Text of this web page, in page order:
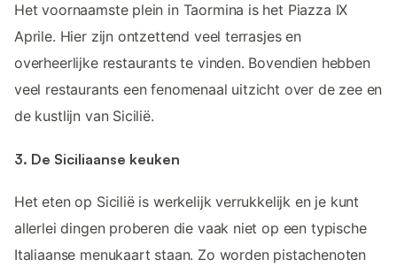
Het voornaamste plein in Taormina is het Piazza IX
Aprile. Hier zijn ontzettend veel terrasjes en
overheerlijke restaurants te vinden. Bovendien hebben
veel restaurants een fenomenaal uitzicht over de zee en
de kustlijn van Sicilië.
3. De Siciliaanse keuken
Het eten op Sicilië is werkelijk verrukkelijk en je kunt
allerlei dingen proberen die vaak niet op een typische
Italiaanse menukaart staan. Zo worden pistachenoten